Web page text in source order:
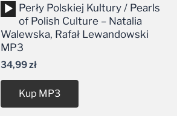
Odtwarzacz
plików
dźwiękowych
Perły Polskiej Kultury / Pearls
of Polish Culture – Natalia
Walewska, Rafał Lewandowski
MP3
34,99zł
Kup MP3